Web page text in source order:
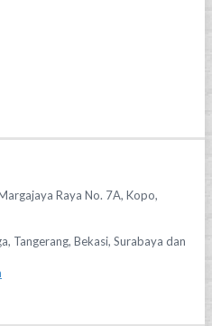
Raya No. 7A, Kopo,
Tangerang, Bekasi, Surabaya dan